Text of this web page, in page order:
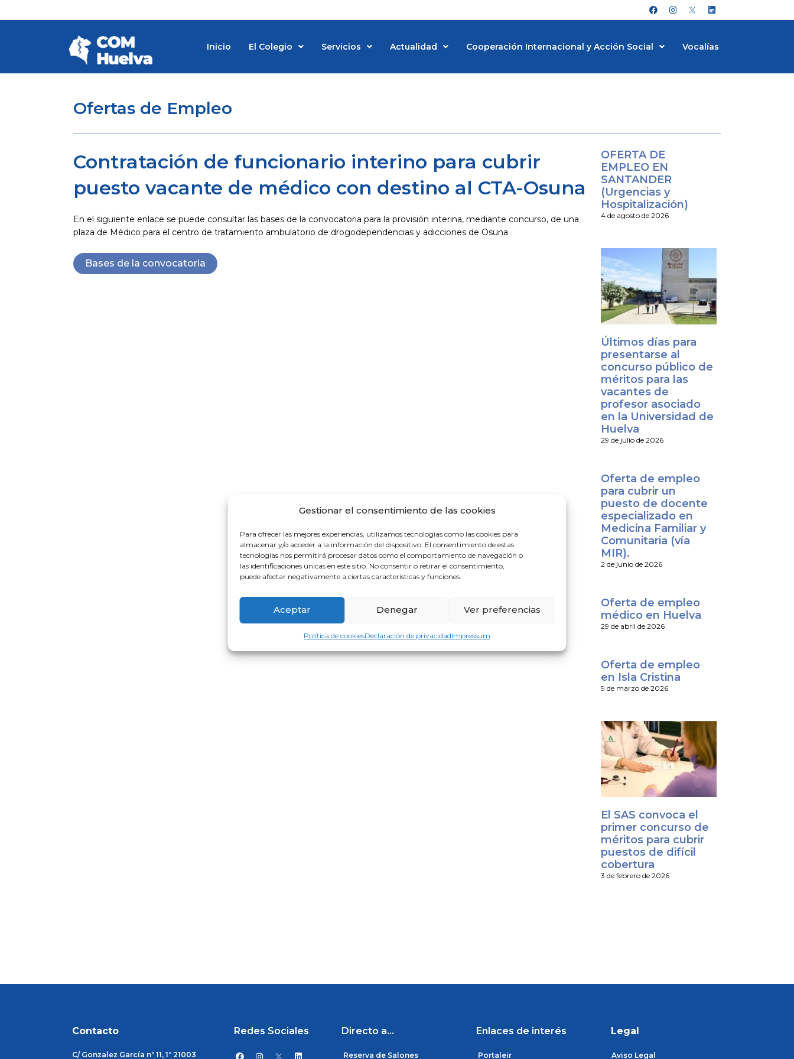
Gestionar el consentimiento de las cookies
Para ofrecer las mejores experiencias, utilizamos tecnologías como las cookies para
almacenar y/o acceder a la información del dispositivo. El consentimiento de estas
tecnologías nos permitirá procesar datos como el comportamiento de navegación o
las identificaciones únicas en este sitio. No consentir o retirar el consentimiento,
puede afectar negativamente a ciertas características y funciones.
Aceptar Denegar Ver preferencias
Política de cookiesDeclaración de privacidadImpressum
al
F
a
c
o
I
n
s
m
L
i
n
d
Inicio El Colegio Servicios Actualidad Cooperación Internacional y Acción Social Vocalías
Ofertas de Empleo
Contratación de funcionario interino para cubrir
puesto vacante de médico con destino al CTA-Osuna
En el siguiente enlace se puede consultar las bases de la convocatoria para la provisión interina, mediante concurso, de una
plaza de Médico para el centro de tratamiento ambulatorio de drogodependencias y adicciones de Osuna.
Bases de la convocatoria
OFERTA DE
EMPLEO EN
SANTANDER
(Urgencias y
Hospitalización)
4 de agosto de 2026
Últimos días para
presentarse al
concurso público de
méritos para las
vacantes de
profesor asociado
en la Universidad de
Huelva
29 de julio de 2026
Oferta de empleo
para cubrir un
puesto de docente
especializado en
Medicina Familiar y
Comunitaria (vía
MIR).
2 de junio de 2026
Oferta de empleo
médico en Huelva
29 de abril de 2026
Oferta de empleo
en Isla Cristina
9 de marzo de 2026
El SAS convoca el
primer concurso de
méritos para cubrir
puestos de difícil
cobertura
3 de febrero de 2026
Contacto
C/ Gonzalez García nº 11, 1º 21003
Redes Sociales
F I L
Directo a...
Reserva de Salones
Enlaces de interés
Portaleir
Legal
Aviso Legal